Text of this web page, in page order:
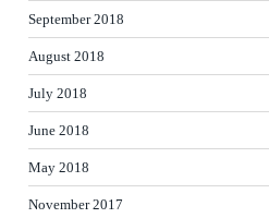
September 2018
August 2018
July 2018
June 2018
May 2018
November 2017